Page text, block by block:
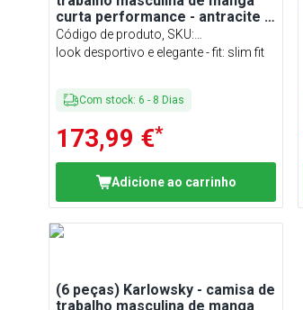
curta performance - antracite -
tamanho: XL
Código de produto, SKU:
KHASPXLK5AZ#SET
look desportivo e elegante - fit: slim fit
Com stock: 6 - 8 Dias
173,99 €*
Adicione ao carrinho
(6 peças) Karlowsky - camisa de
trabalho masculina de manga